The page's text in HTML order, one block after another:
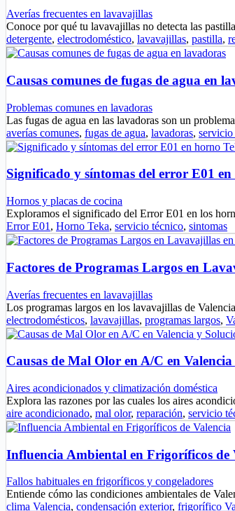
Averías frecuentes en lavavajillas
Conoce por qué tu lavavajillas no detecta las
detergente, electrodoméstico, lavavajillas, pastilla,
Causas comunes de fugas de agua en
Problemas comunes en lavadoras
Las fugas de agua en las lavadoras son un
averías comunes, fugas de agua, lavadoras,
Significado y síntomas del error E01
Hornos y placas de cocina
Exploramos el significado del Error E01 en los
Error E01 , Horno Teka, servicio técnico, sintomas
Factores de Programas Largos en
Averías frecuentes en lavavajillas
Los programas largos en los lavavajillas de
electrodomésticos, lavavajillas, programas largos,
Causas de Mal Olor en A/C en
Aires acondicionados y climatización doméstica
Explora las razones por las cuales los aires
aire acondicionado, mal olor, reparación, servicio
Influencia Ambiental en Frigoríficos de
Fallos habituales en frigoríficos y congeladores
Entiende cómo las condiciones ambientales de
clima Valencia, condensación exterior, frigorífico